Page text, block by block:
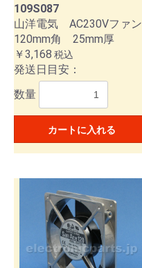
109S087
山洋電気 AC230Vファン
120mm角 25mm厚
￥3,168 税込
発送日目安：
数量
カートに入れる